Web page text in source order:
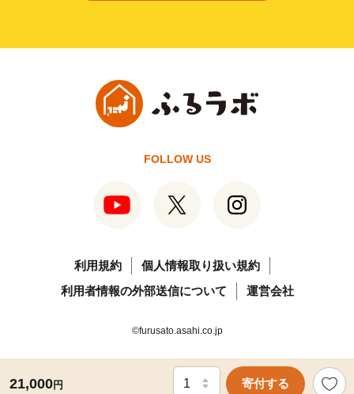
21,000円 寄付する
FOLLOW US
利用規約
個人情報取り扱い規約
利用者情報の外部送信について
運営会社
©furusato.asahi.co.jp